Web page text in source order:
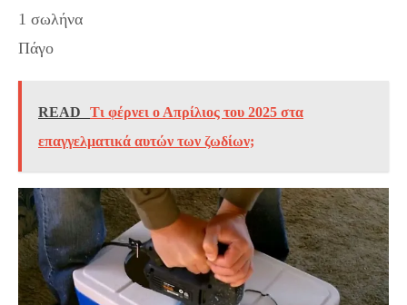
1 σωλήνα
Πάγο
READ
Τι φέρνει ο Απρίλιος του 2025 στα
επαγγελματικά αυτών των ζωδίων;